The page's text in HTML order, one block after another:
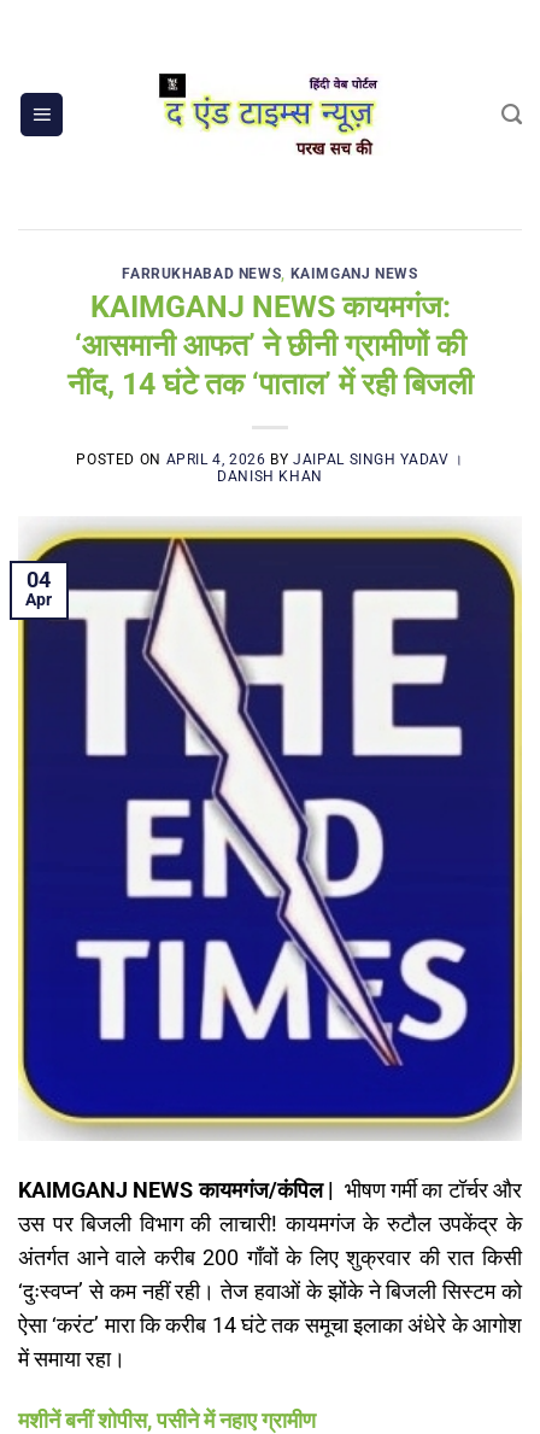
FARRUKHABAD NEWS, KAIMGANJ NEWS
KAIMGANJ NEWS कायमगंज:
‘आसमानी आफत’ ने छीनी ग्रामीणों की
नींद, 14 घंटे तक ‘पाताल’ में रही बिजली
POSTED ON APRIL 4, 2026 BYJAIPAL SINGH YADAV ।
DANISH KHAN
04
Apr
KAIMGANJ NEWS कायमगंज/कंपिल | भीषण गर्मी का टॉर्चर और
उस पर बिजली विभाग की लाचारी! कायमगंज के रुटौल उपकेंद्र के
अंतर्गत आने वाले करीब 200 गाँवों के लिए शुक्रवार की रात किसी
‘दुःस्वप्न’ से कम नहीं रही। तेज हवाओं के झोंके ने बिजली सिस्टम को
ऐसा ‘करंट’ मारा कि करीब 14 घंटे तक समूचा इलाका अंधेरे के आगोश
में समाया रहा।
मशीनें बनीं शोपीस, पसीने में नहाए ग्रामीण